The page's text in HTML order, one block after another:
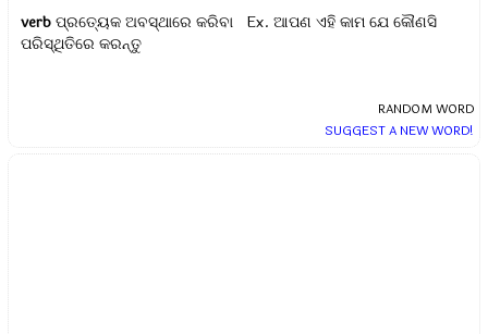
verb ପ୍ରତ୍ୟେକ ଅବସ୍ଥାରେ କରିବା Ex.ଆପଣ ଏହି କାମ ଯେ କୌଣସି
ପରିସ୍ଥିତିରେ କରନ୍ତୁ
RANDOM WORD
SUGGEST A NEW WORD!